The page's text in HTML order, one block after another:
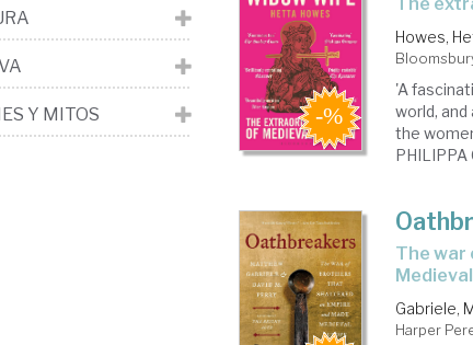
Howes,
'A
world,
the
PHILIPPA
the war of brothers that shattered an empire and made
Gabriele,
Harper
Y MITOS